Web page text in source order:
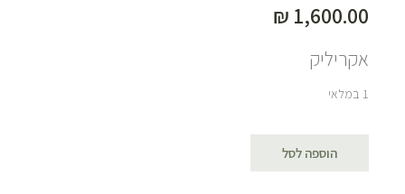
1,600.00
₪
אקריליק
1 במלאי
הוספה לסל